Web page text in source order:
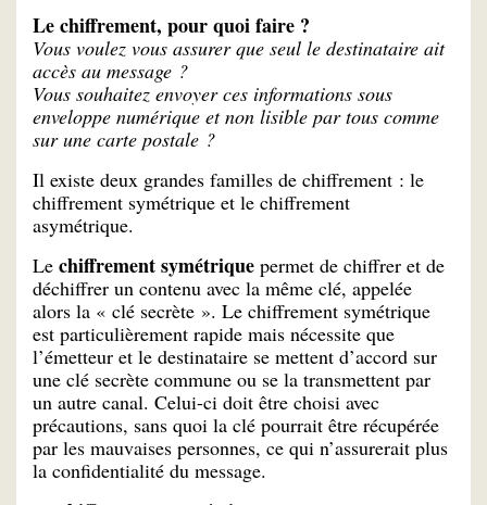
Le chiffrement, pour quoi faire ?
Vous voulez vous assurer que seul le destinataire ait
accès au message ?
Vous souhaitez envoyer ces informations sous
enveloppe numérique et non lisible par tous comme
sur une carte postale ?
Il existe deux grandes familles de chiffrement : le
chiffrement symétrique et le chiffrement
asymétrique.
Le chiffrement symétrique permet de chiffrer et de
déchiffrer un contenu avec la même clé, appelée
alors la « clé secrète ». Le chiffrement symétrique
est particulièrement rapide mais nécessite que
l’émetteur et le destinataire se mettent d’accord sur
une clé secrète commune ou se la transmettent par
un autre canal. Celui-ci doit être choisi avec
précautions, sans quoi la clé pourrait être récupérée
par les mauvaises personnes, ce qui n’assurerait plus
la confidentialité du message.